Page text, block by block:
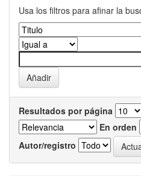
Usa los filtros para afinar la
Resultados por página
En orden
Autor/registro